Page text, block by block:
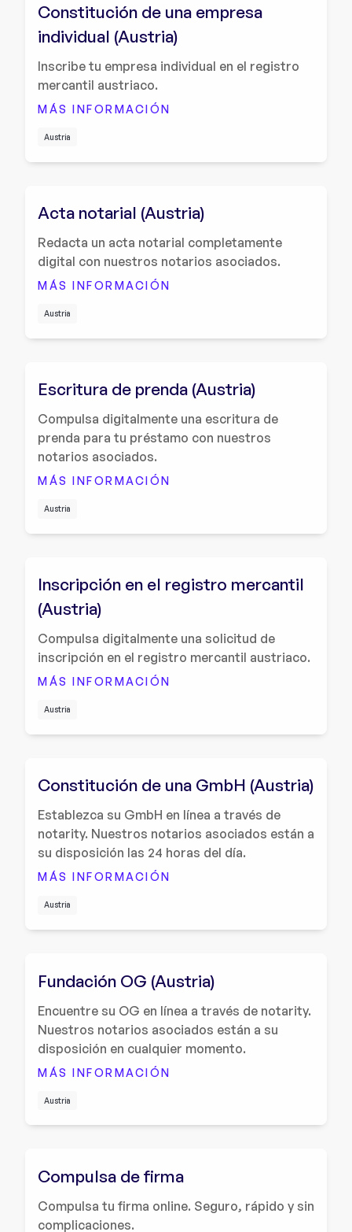
Austria
Constitución de una empresa
individual (Austria)
Inscribe tu empresa individual en el registro
mercantil austriaco.
MÁS INFORMACIÓN
Austria
Acta notarial (Austria)
Redacta un acta notarial completamente
digital con nuestros notarios asociados.
MÁS INFORMACIÓN
Austria
Escritura de prenda (Austria)
Compulsa digitalmente una escritura de
prenda para tu préstamo con nuestros
notarios asociados.
MÁS INFORMACIÓN
Austria
Inscripción en el registro mercantil
(Austria)
Compulsa digitalmente una solicitud de
inscripción en el registro mercantil austriaco.
MÁS INFORMACIÓN
Austria
Constitución de una GmbH (Austria)
Establezca su GmbH en línea a través de
notarity. Nuestros notarios asociados están a
su disposición las 24 horas del día.
MÁS INFORMACIÓN
Austria
Fundación OG (Austria)
Encuentre su OG en línea a través de notarity.
Nuestros notarios asociados están a su
disposición en cualquier momento.
MÁS INFORMACIÓN
Compulsa de firma
Compulsa tu firma online. Seguro, rápido y sin
complicaciones.